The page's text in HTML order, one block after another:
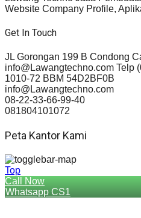
Website Company Profile,
Get In Touch
JL Gorongan 199 B Condong
info@Lawangtechno.com Telp
1010-72 BBM 54D2BF0B
info@Lawangtechno.com
08-22-33-66-99-40
081804101072
Peta Kantor Kami
Top
Call Now
Whatsapp CS1